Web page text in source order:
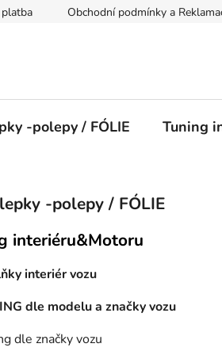
Obchodní podmínky a
-polepy / FÓLIE Tuning
-polepy / FÓLIE
interiéru&Motoru
interiér vozu
dle modelu a značky vozu
dle značky vozu